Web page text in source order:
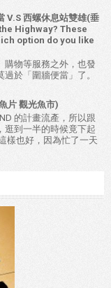
V.S 西螺休息站雙雄(垂
Highway? These
option do you like
購物等服務之外，也發
於「圍牆便當」了。
片 觀光魚市)
的計畫流產，所以跟
逛到一半的時候竟下起
樣也好，因為忙了一天